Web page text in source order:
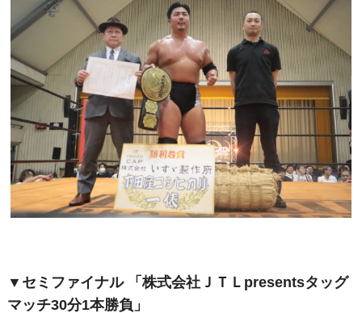
▼セミファイナル 「株式会社ＪＴＬpresentsタッグ
マッチ30分1本勝負」